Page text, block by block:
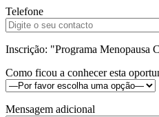
Telefone
Inscrição: "Programa Menopausa
Como ficou a conhecer esta
Mensagem adicional